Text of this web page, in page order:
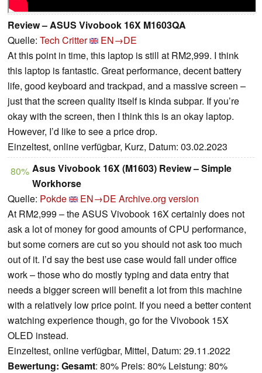
Review – ASUS Vivobook 16X M1603QA
Quelle: Tech Critter
EN→DE
At this point in time, this laptop is still at RM2,999. I think
this laptop is fantastic. Great performance, decent battery
life, good keyboard and trackpad, and a massive screen –
just that the screen quality itself is kinda subpar. If you’re
okay with the screen, then I think this is an okay laptop.
However, I’d like to see a price drop.
Einzeltest, online verfügbar, Kurz, Datum: 03.02.2023
80% Asus Vivobook 16X (M1603) Review – Simple
Workhorse
Quelle: Pokde EN→DE Archive.org version
At RM2,999 – the ASUS Vivobook 16X certainly does not
ask a lot of money for good amounts of CPU performance,
but some corners are cut so you should not ask too much
out of it. I’d say the best use case would fall under office
work – those who do mostly typing and data entry that
needs a bigger screen will benefit a lot from this machine
with a relatively low price point. If you need a better content
watching experience though, go for the Vivobook 15X
OLED instead.
Einzeltest, online verfügbar, Mittel, Datum: 29.11.2022
Bewertung: Gesamt: 80% Preis: 80% Leistung: 80%